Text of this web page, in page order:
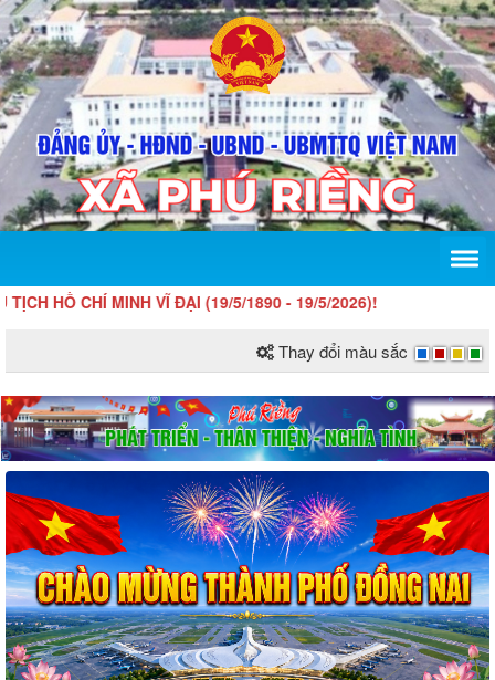
CHÍ MINH VĨ ĐẠI (19/5/1890 - 19/5/2026)!
Thay đổi màu sắc